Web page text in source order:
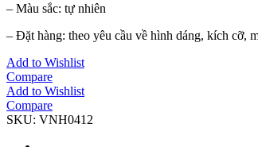
– Màu sắc: tự nhiên
– Đặt hàng: theo yêu cầu về hình dáng, kích cỡ,
Add to Wishlist
Compare
Add to Wishlist
Compare
SKU: VNH0412